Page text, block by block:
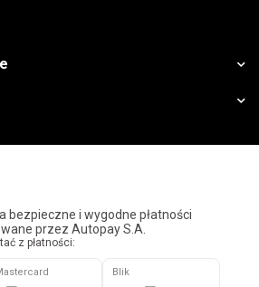
bezpieczne i wygodne płatności
przez Autopay S.A.
z płatności:
Blik